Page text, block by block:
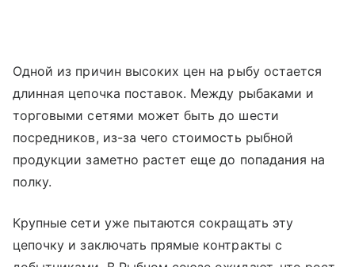
Одной из причин высоких цен на рыбу остается
длинная цепочка поставок. Между рыбаками и
торговыми сетями может быть до шести
посредников, из-за чего стоимость рыбной
продукции заметно растет еще до попадания на
полку.
Крупные сети уже пытаются сокращать эту
цепочку и заключать прямые контракты с